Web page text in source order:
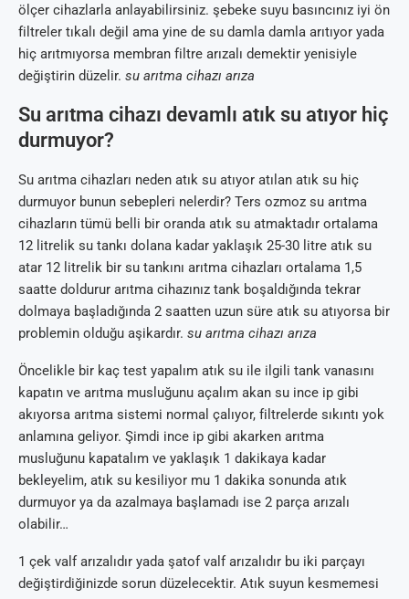
ölçer cihazlarla anlayabilirsiniz. şebeke suyu basıncınız iyi ön
filtreler tıkalı değil ama yine de su damla damla arıtıyor yada
hiç arıtmıyorsa membran filtre arızalı demektir yenisiyle
değiştirin düzelir. su arıtma cihazı arıza
Su arıtma cihazı devamlı atık su atıyor hiç
durmuyor?
Su arıtma cihazları neden atık su atıyor atılan atık su hiç
durmuyor bunun sebepleri nelerdir? Ters ozmoz su arıtma
cihazların tümü belli bir oranda atık su atmaktadır ortalama
12 litrelik su tankı dolana kadar yaklaşık 25-30 litre atık su
atar 12 litrelik bir su tankını arıtma cihazları ortalama 1,5
saatte doldurur arıtma cihazınız tank boşaldığında tekrar
dolmaya başladığında 2 saatten uzun süre atık su atıyorsa bir
problemin olduğu aşikardır. su arıtma cihazı arıza
Öncelikle bir kaç test yapalım atık su ile ilgili tank vanasını
kapatın ve arıtma musluğunu açalım akan su ince ip gibi
akıyorsa arıtma sistemi normal çalıyor, filtrelerde sıkıntı yok
anlamına geliyor. Şimdi ince ip gibi akarken arıtma
musluğunu kapatalım ve yaklaşık 1 dakikaya kadar
bekleyelim, atık su kesiliyor mu 1 dakika sonunda atık
durmuyor ya da azalmaya başlamadı ise 2 parça arızalı
olabilir…
1 çek valf arızalıdır yada şatof valf arızalıdır bu iki parçayı
değiştirdiğinizde sorun düzelecektir. Atık suyun kesmemesi